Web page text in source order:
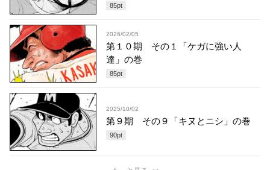
85pt
2026/02/05
第１０期 その１「ケガに強い人
達」の巻
85pt
2025/10/02
第９期 その９「キヌとニシ」の巻
90pt